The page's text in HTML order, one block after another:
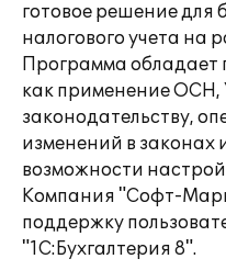
готовое решение для
налогового учета на
Программа обладает
как применение ОСН,
законодательству,
изменений в законах
возможности
Компания "Софт-
поддержку
"1С:Бухгалтерия 8".